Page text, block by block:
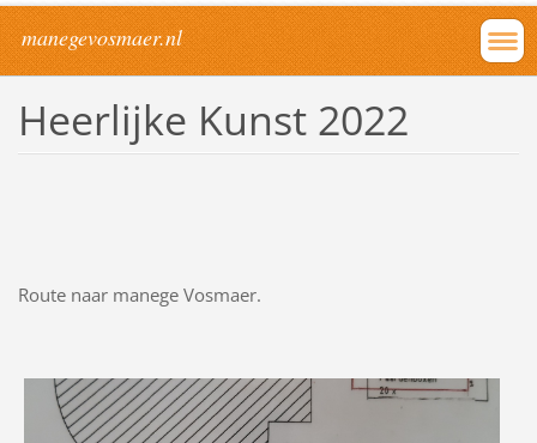
manegevosmaer.nl
Heerlijke Kunst 2022
Route naar manege Vosmaer.